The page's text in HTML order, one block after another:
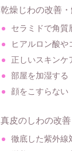
乾燥じわの改善
セラミドで角質
ヒアルロン酸や
正しいスキンケ
部屋を加湿する
顔をこすらない
真皮のしわの改
徹底した紫外線